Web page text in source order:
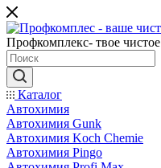
Профкомплекс- твое
Каталог
Автохимия
Автохимия Gunk
Автохимия Koch Chemie
Автохимия Pingo